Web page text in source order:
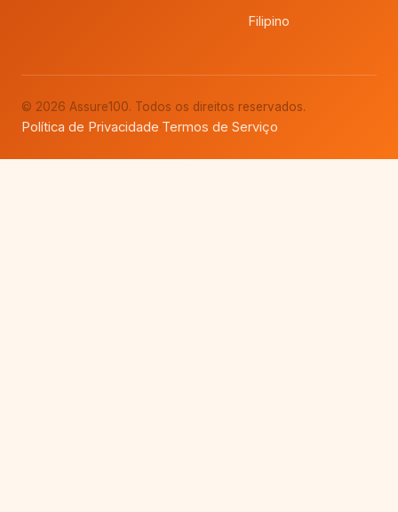
Filipino
© 2026 Assure100. Todos os direitos reservados.
Política de Privacidade·Termos de Serviço